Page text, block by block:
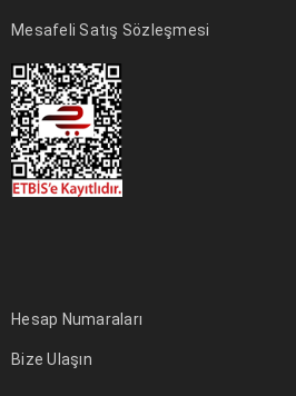
Mesafeli Satış Sözleşmesi
Hesap Numaraları
Bize Ulaşın